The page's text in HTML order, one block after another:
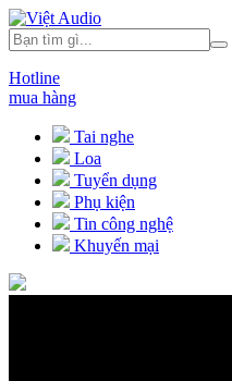
Hotline
mua hàng
Tai nghe
Loa
Tuyển dụng
Phụ kiện
Tin công nghệ
Khuyến mại